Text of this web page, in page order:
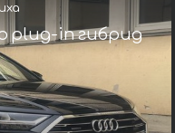
plug-in гибрид